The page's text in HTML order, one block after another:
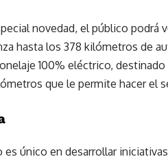
novedad, el público podrá
hasta los 378 kilómetros de
100% eléctrico,
que le permite hacer el
es único en desarrollar